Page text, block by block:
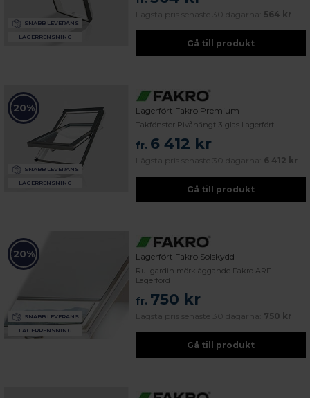
SNABB LEVERANS
LAGERRENSNING
Lägsta pris senaste 30 dagarna: 564 kr
Gå till produkt
20%
SNABB LEVERANS
LAGERRENSNING
Lagerfört Fakro Premium
Takfönster Pivåhängt 3-glas Lagerfört
fr. 6 412 kr
Lägsta pris senaste 30 dagarna: 6 412 kr
Gå till produkt
20%
SNABB LEVERANS
LAGERRENSNING
Lagerfört Fakro Solskydd
Rullgardin mörkläggande Fakro ARF -
Lagerförd
fr. 750 kr
Lägsta pris senaste 30 dagarna: 750 kr
Gå till produkt